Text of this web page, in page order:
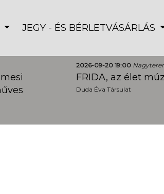
JEGY - ÉS BÉRLETVÁSÁRLÁS
2026-09-20 19:00
FRIDA, az élet
Duda Éva Társulat